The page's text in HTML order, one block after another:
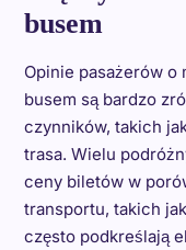
busem
Opinie pasażerów
busem są bardzo
czynników, takich
trasa. Wielu
ceny biletów w
transportu, takich
często podkreślają